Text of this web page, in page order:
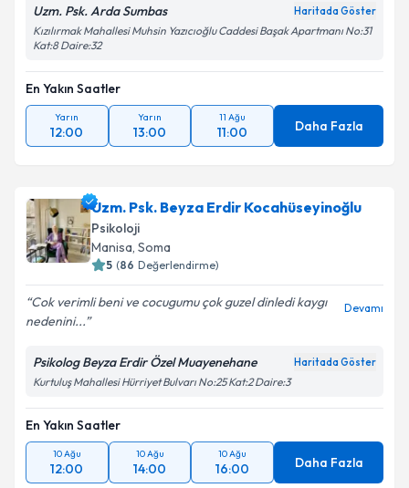
Uzm. Psk. Arda Sumbas
Kızılırmak Mahallesi Muhsin Yazıcıoğlu Caddesi Başak Apartmanı No:31
En Yakın Saatler
Yarın
12:00
Yarın
13:00
11 Ağu
11:00 Daha Fazla
Uzm. Psk. Beyza Erdir Kocahüseyinoğlu
Psikoloji
Manisa, Soma
( Değerlendirme)
Cok verimli beni ve cocugumu çok guzel dinledi kaygı
nedenini...
Psikolog Beyza Erdir Özel Muayenehane
Kurtuluş Mahallesi Hürriyet Bulvarı No:25 Kat:2 Daire:3
En Yakın Saatler
10 Ağu
12:00
10 Ağu
14:00
10 Ağu
16:00 Daha Fazla